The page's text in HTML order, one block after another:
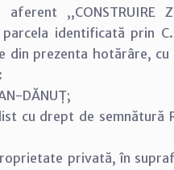
,,CONSTRUIRE
identificată prin
din prezenta hotărâre,
DĂNUȚ;
cu drept de semnătură
privată, în